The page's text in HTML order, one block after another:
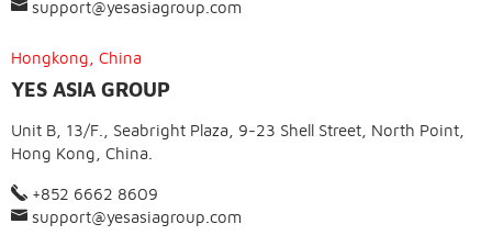
support@yesasiagroup.com
Hongkong, China
YES ASIA GROUP
Unit B, 13/F., Seabright Plaza, 9-23 Shell Street, North Point,
Hong Kong, China.
+852 6662 8609
support@yesasiagroup.com